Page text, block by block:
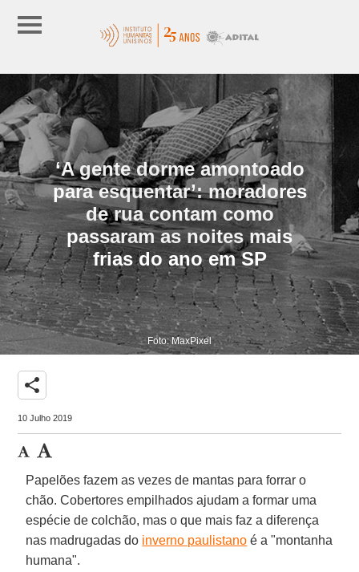
‘A gente dorme amontoado
para esquentar’: moradores
de rua contam como
passaram as noites mais
frias do ano em SP
Foto: MaxPixel
share
10 Julho 2019
Papelões fazem as vezes de mantas para forrar o
chão. Cobertores empilhados ajudam a formar uma
espécie de colchão, mas o que mais faz a diferença
nas madrugadas do inverno paulistano é a "montanha
humana".